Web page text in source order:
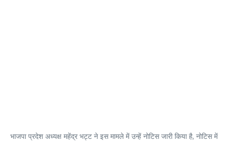
भाजपा प्रदेश अध्यक्ष महेंद्र भट्ट ने इस मामले में उन्हें नोटिस जारी किया है, नोटिस में